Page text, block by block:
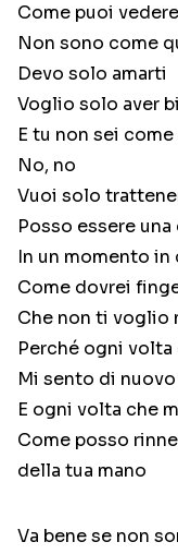
Come puoi
Non sono come
Devo solo amarti
Voglio solo aver
E tu non sei
No, no
Vuoi solo
Posso essere
In un momento in
Come dovrei
Che non ti voglio
Perché ogni
Mi sento di
E ogni volta che
Come posso
della tua mano
Va bene se non